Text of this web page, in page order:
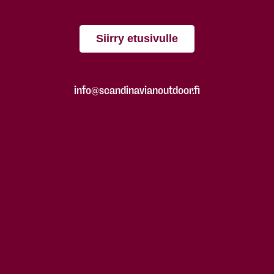
Siirry etusivulle
info@scandinavianoutdoor.fi